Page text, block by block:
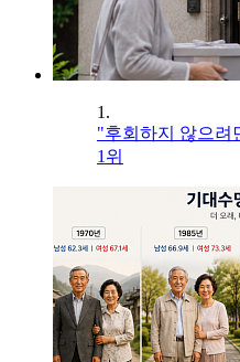
1.
"후회하지 않으려
1위